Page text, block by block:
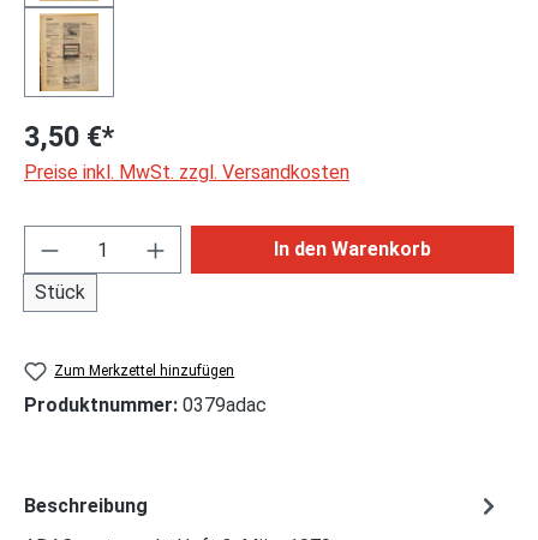
3,50 €*
Preise inkl. MwSt. zzgl. Versandkosten
Produkt Anzahl: Gib den gewünschten
Stück
In den Warenkorb
Zum Merkzettel hinzufügen
Produktnummer: 0379adac
Beschreibung